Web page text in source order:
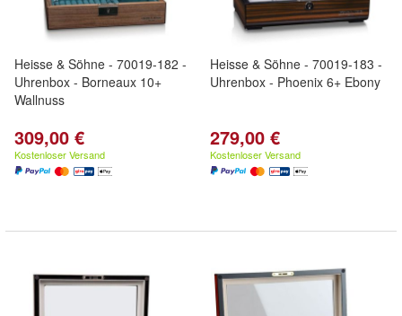
Heisse & Söhne - 70019-182 -
Uhrenbox - Borneaux 10+
Wallnuss
309,00 €
Kostenloser Versand
Heisse & Söhne - 70019-183 -
Uhrenbox - Phoenix 6+ Ebony
279,00 €
Kostenloser Versand